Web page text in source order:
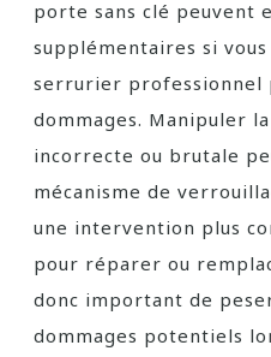
porte sans clé peuvent
supplémentaires si
serrurier professionnel
dommages. Manipuler
incorrecte ou brutale
mécanisme de
une intervention plus
pour réparer ou
donc important de
dommages potentiels